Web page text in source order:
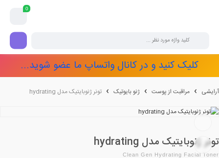
0
کلیک کنید و در کانال واتساپ ما عضو شوید...
آرایشی مراقبت از پوست ژنو بایوتیک تونر ژنوبایتیک مدل hydrating
تونر ژنوبایتیک مدل hydrating
Clean Gen Hydrating Facial Toner